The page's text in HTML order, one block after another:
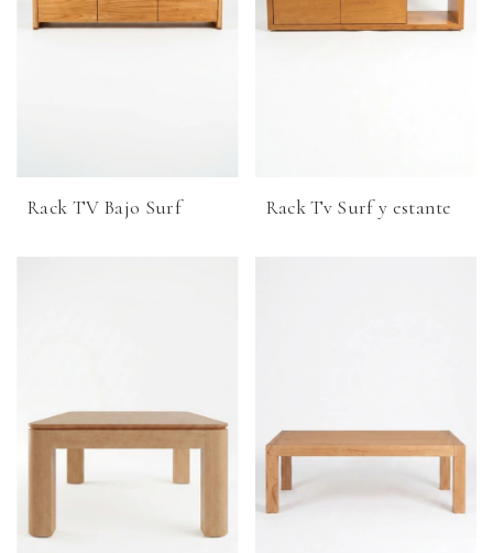
Rack TV Bajo Surf Rack Tv Surf y estante